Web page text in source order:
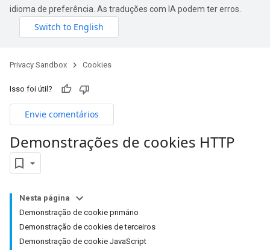
idioma de preferência. As traduções com IA podem ter erros.
Privacy Sandbox Cookies
Isso foi útil?
Envie comentários
Demonstrações de cookies HTTP
Nesta página
Demonstração de cookie primário
Demonstração de cookies de terceiros
Demonstração de cookie JavaScript